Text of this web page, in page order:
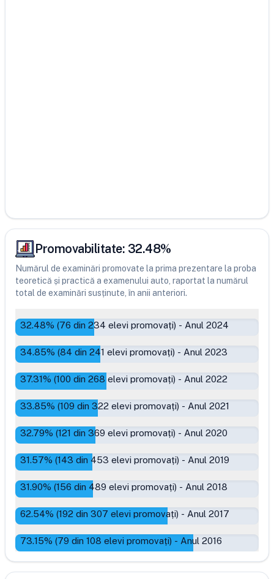
Promovabilitate: 32.48%
Numărul de examinări promovate la prima prezentare la proba
teoretică și practică a examenului auto, raportat la numărul
total de examinări susținute, în anii anteriori.
32.48% (76 din 234 elevi promovați) - Anul 2024
34.85% (84 din 241 elevi promovați) - Anul 2023
37.31% (100 din 268 elevi promovați) - Anul 2022
33.85% (109 din 322 elevi promovați) - Anul 2021
32.79% (121 din 369 elevi promovați) - Anul 2020
31.57% (143 din 453 elevi promovați) - Anul 2019
31.90% (156 din 489 elevi promovați) - Anul 2018
62.54% (192 din 307 elevi promovați) - Anul 2017
73.15% (79 din 108 elevi promovați) - Anul 2016